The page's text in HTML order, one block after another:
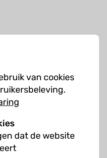
van cookies
dat de website